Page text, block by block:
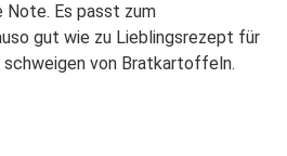
Note. Es passt zum
gut wie zu Lieblingsrezept für
von Bratkartoffeln.